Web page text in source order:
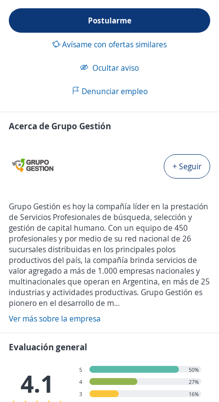
Postularme
Avísame con ofertas similares
Ocultar aviso
Denunciar empleo
Acerca de Grupo Gestión
+ Seguir
Grupo Gestión es hoy la compañía líder en la prestación
de Servicios Profesionales de búsqueda, selección y
gestión de capital humano. Con un equipo de 450
profesionales y por medio de su red nacional de 26
sucursales distribuidas en los principales polos
productivos del país, la compañía brinda servicios de
valor agregado a más de 1.000 empresas nacionales y
multinacionales que operan en Argentina, en más de 25
industrias y actividades productivas. Grupo Gestión es
pionero en el desarrollo de m...
Ver más sobre la empresa
Evaluación general
4.1 5
50%
4
27%
3
16%